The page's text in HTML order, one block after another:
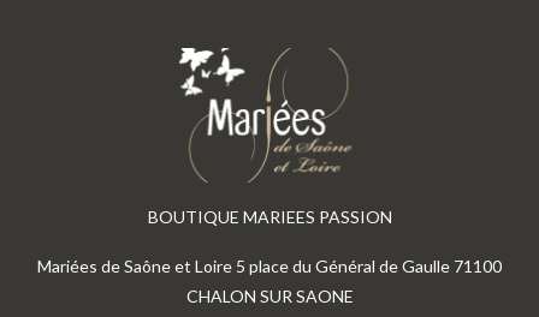
BOUTIQUE MARIEES PASSION
Mariées de Saône et Loire 5 place du Général de Gaulle 71100
CHALON SUR SAONE